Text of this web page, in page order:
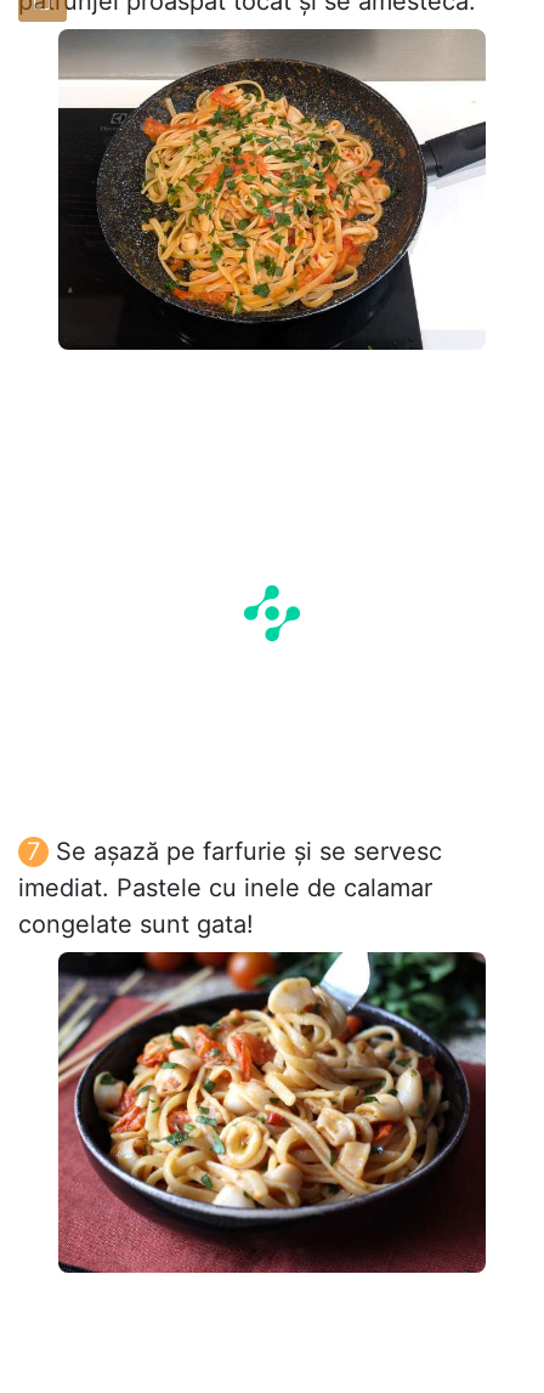
Se așază pe farfurie și se servesc
imediat. Pastele cu inele de calamar
congelate sunt gata!